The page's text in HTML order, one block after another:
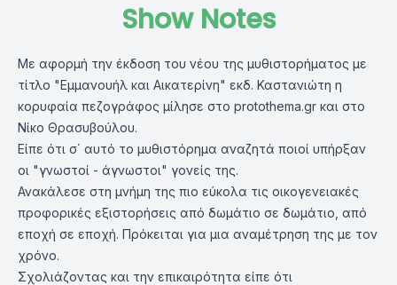
Show Notes
Με αφορμή την έκδοση του νέου της μυθιστορήματος με
τίτλο "Εμμανουήλ και Αικατερίνη" εκδ. Καστανιώτη η
κορυφαία πεζογράφος μίλησε στο protothema.gr και στο
Νίκο Θρασυβούλου.
Είπε ότι σ΄ αυτό το μυθιστόρημα αναζητά ποιοί υπήρξαν
οι "γνωστοί - άγνωστοι" γονείς της.
Ανακάλεσε στη μνήμη της πιο εύκολα τις οικογενειακές
προφορικές εξιστορήσεις από δωμάτιο σε δωμάτιο, από
εποχή σε εποχή. Πρόκειται για μια αναμέτρηση της με τον
χρόνο.
Σχολιάζοντας και την επικαιρότητα είπε ότι